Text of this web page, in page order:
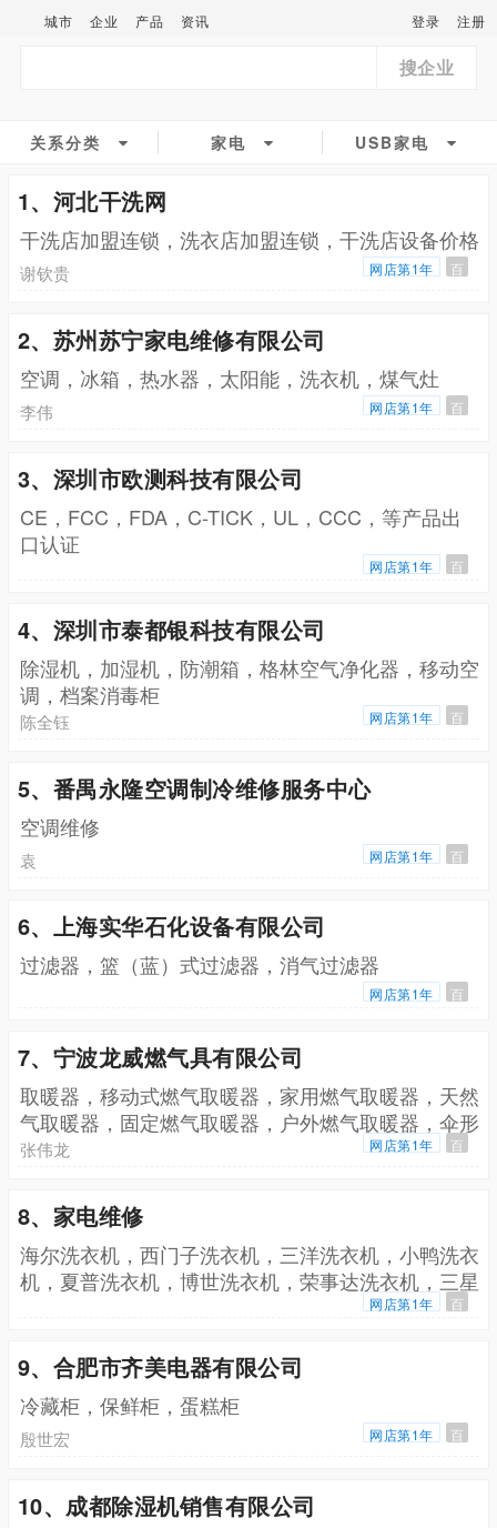
城市 企业 产品 资讯 登录 注册
搜企业
关系分类 家电 USB家电
1、河北干洗网
干洗店加盟连锁，洗衣店加盟连锁，干洗店设备价格
谢钦贵 网店第1年 百
2、苏州苏宁家电维修有限公司
空调，冰箱，热水器，太阳能，洗衣机，煤气灶
李伟 网店第1年 百
3、深圳市欧测科技有限公司
CE，FCC，FDA，C-TICK，UL，CCC，等产品出
口认证
网店第1年 百
4、深圳市泰都银科技有限公司
除湿机，加湿机，防潮箱，格林空气净化器，移动空
调，档案消毒柜
陈全钰 网店第1年 百
5、番禺永隆空调制冷维修服务中心
空调维修
袁 网店第1年 百
6、上海实华石化设备有限公司
过滤器，篮（蓝）式过滤器，消气过滤器
网店第1年 百
7、宁波龙威燃气具有限公司
取暖器，移动式燃气取暖器，家用燃气取暖器，天然
气取暖器，固定燃气取暖器，户外燃气取暖器，伞形
取暖器，户外天然气取暖器
张伟龙 网店第1年 百
8、家电维修
海尔洗衣机，西门子洗衣机，三洋洗衣机，小鸭洗衣
机，夏普洗衣机，博世洗衣机，荣事达洗衣机，三星
网店第1年 百
9、合肥市齐美电器有限公司
冷藏柜，保鲜柜，蛋糕柜
殷世宏 网店第1年 百
10、成都除湿机销售有限公司